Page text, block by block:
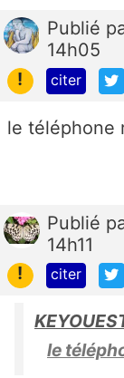
Publié
14h05
!
citer
le téléphone
Publié
14h11
!
citer
le